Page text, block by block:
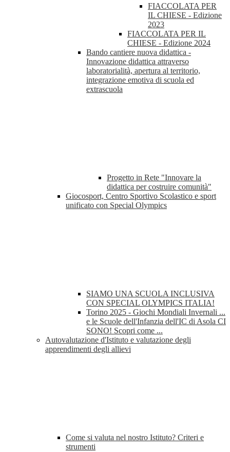
FIACCOLATA PER
IL CHIESE - Edizione
2023
FIACCOLATA PER IL
CHIESE - Edizione 2024
Bando cantiere nuova didattica -
Innovazione didattica attraverso
laboratorialità, apertura al territorio,
integrazione emotiva di scuola ed
extrascuola
Progetto in Rete "Innovare la
didattica per costruire comunità"
Giocosport, Centro Sportivo Scolastico e sport
unificato con Special Olympics
SIAMO UNA SCUOLA INCLUSIVA
CON SPECIAL OLYMPICS ITALIA!
Torino 2025 - Giochi Mondiali Invernali ...
e le Scuole dell'Infanzia dell'IC di Asola CI
SONO! Scopri come ...
Autovalutazione d'Istituto e valutazione degli
apprendimenti degli allievi
Come si valuta nel nostro Istituto? Criteri e
strumenti